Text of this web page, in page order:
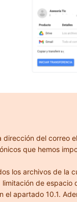
del correo
que hemos
los archivos de la
de espacio
apartado 10.1.